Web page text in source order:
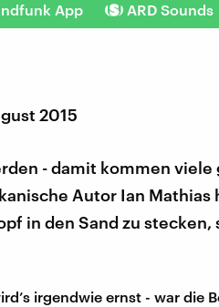
App ARD Sounds
2015
- damit kommen viele
Autor Ian
in den Sand zu
irgendwie ernst - war die